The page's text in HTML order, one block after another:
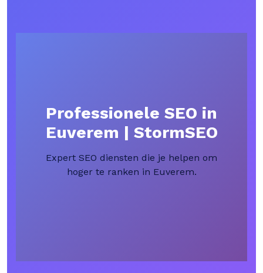
Professionele SEO in
Euverem | StormSEO
Expert SEO diensten die je helpen om
hoger te ranken in Euverem.